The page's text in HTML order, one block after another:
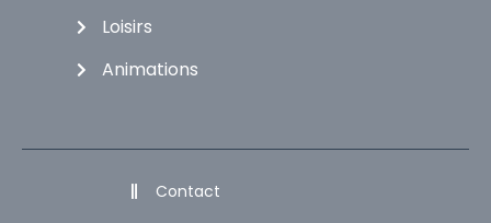
Loisirs
Animations
Contact